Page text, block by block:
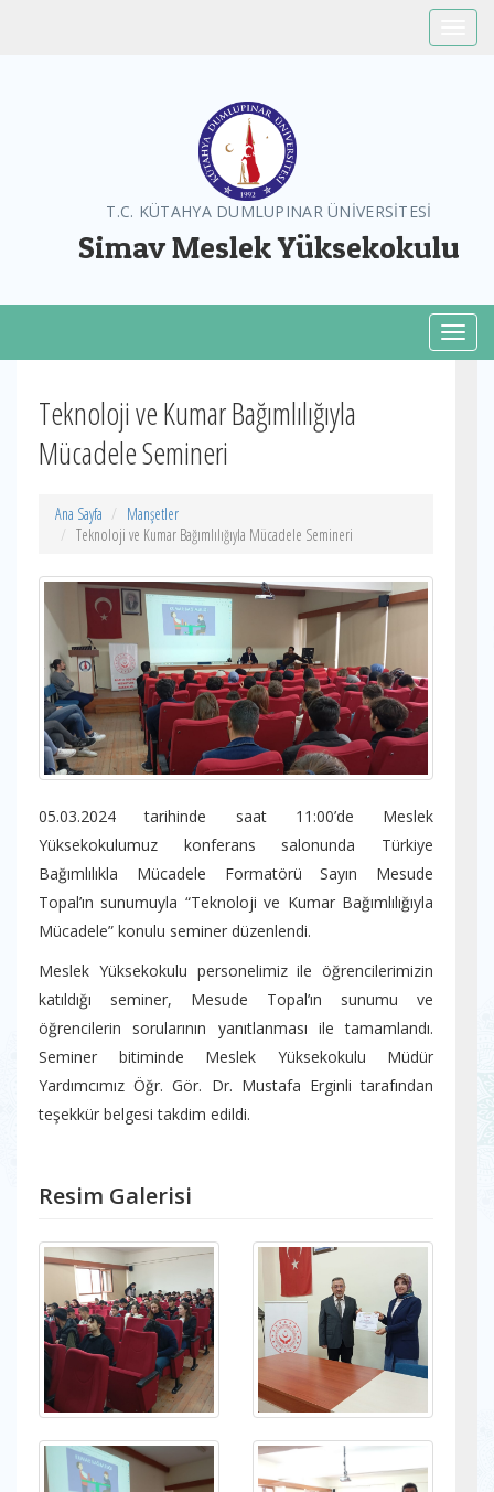
T.C. KÜTAHYA DUMLUPINAR ÜNİVERSİTESİ
Simav Meslek Yüksekokulu
Teknoloji ve Kumar Bağımlılığıyla
Mücadele Semineri
Ana Sayfa
Manşetler
Teknoloji ve Kumar Bağımlılığıyla Mücadele Semineri
05.03.2024 tarihinde saat 11:00’de Meslek
Yüksekokulumuz konferans salonunda Türkiye
Bağımlılıkla Mücadele Formatörü Sayın Mesude
Topal’ın sunumuyla “Teknoloji ve Kumar Bağımlılığıyla
Mücadele” konulu seminer düzenlendi.
Meslek Yüksekokulu personelimiz ile öğrencilerimizin
katıldığı seminer, Mesude Topal’ın sunumu ve
öğrencilerin sorularının yanıtlanması ile tamamlandı.
Seminer bitiminde Meslek Yüksekokulu Müdür
Yardımcımız Öğr. Gör. Dr. Mustafa Erginli tarafından
teşekkür belgesi takdim edildi.
Resim Galerisi